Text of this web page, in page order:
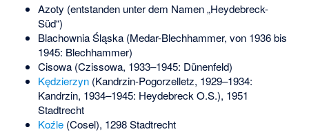
Azoty (entstanden unter dem Namen „Heydebreck-
Süd“)
Blachownia Śląska (Medar-Blechhammer, von 1936 bis
1945: Blechhammer)
Cisowa (Czissowa, 1933–1945: Dünenfeld)
Kędzierzyn(Kandrzin-Pogorzelletz, 1929–1934:
Kandrzin, 1934–1945: Heydebreck O.S.), 1951
Stadtrecht
Koźle(Cosel), 1298 Stadtrecht